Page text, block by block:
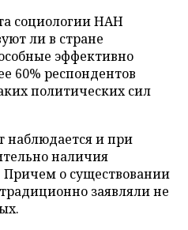
социологии НАН
ли в стране
эффективно
60% респондентов
политических сил
наблюдается и при
наличия
о существовании
заявляли не